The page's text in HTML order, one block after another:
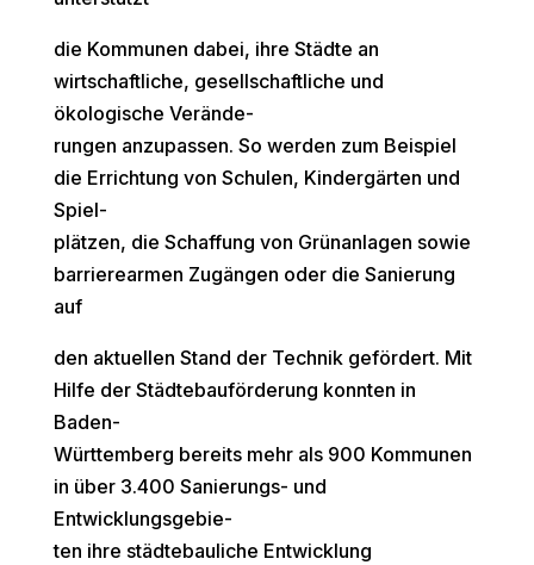
die Kommunen dabei, ihre Städte an
wirtschaftliche, gesellschaftliche und
ökologische Verände-
rungen anzupassen. So werden zum Beispiel
die Errichtung von Schulen, Kindergärten und
Spiel-
plätzen, die Schaffung von Grünanlagen sowie
barrierearmen Zugängen oder die Sanierung
auf
den aktuellen Stand der Technik gefördert. Mit
Hilfe der Städtebauförderung konnten in
Baden-
Württemberg bereits mehr als 900 Kommunen
in über 3.400 Sanierungs- und
Entwicklungsgebie-
ten ihre städtebauliche Entwicklung